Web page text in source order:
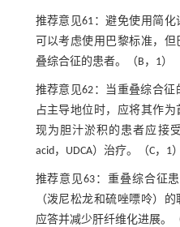
推荐意见61：避免使用简化
可以考虑使用巴黎标准，
叠综合征的患者。（B，1）
推荐意见62：当重叠综合
占主导地位时，应将其作
现为胆汁淤积的患者应接受
acid，UDCA）治疗。（C，1）
推荐意见63：重叠综合征
（泼尼松龙和硫唑嘌呤）
应答并减少肝纤维化进展。（